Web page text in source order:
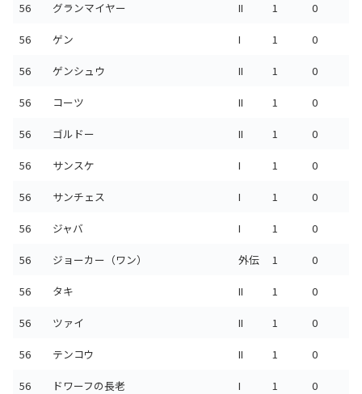
56 グランマイヤー II 1 0
56 ゲン I 1 0
56 ゲンシュウ II 1 0
56 コーツ II 1 0
56 ゴルドー II 1 0
56 サンスケ I 1 0
56 サンチェス I 1 0
56 ジャバ I 1 0
56 ジョーカー（ワン） 外伝 1 0
56 タキ II 1 0
56 ツァイ II 1 0
56 テンコウ II 1 0
56 ドワーフの長老 I 1 0